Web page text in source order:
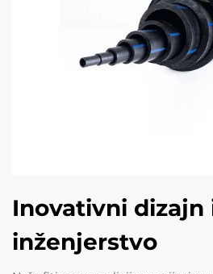
Inovativni dizajn
inženjerstvo